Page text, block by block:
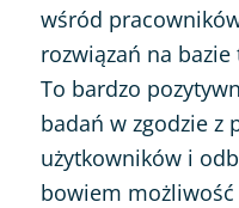
wśród
rozwiązań na
To bardzo
badań w zgodzie z
użytkowników i
bowiem